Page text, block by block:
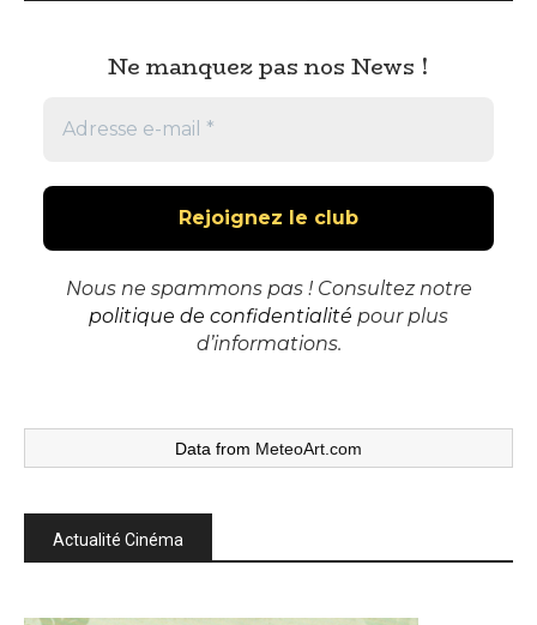
Ne manquez pas nos News !
Nous ne spammons pas ! Consultez notre
politique de confidentialité pour plus
d’informations.
Data from MeteoArt.com
Actualité Cinéma